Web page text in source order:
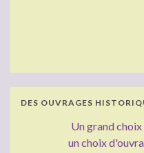
DES OUVRAGES
Un grand
un choix